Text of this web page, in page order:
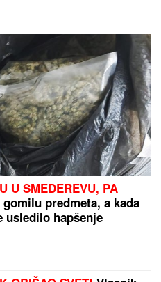
U SMEDEREVU, PA
predmeta, a kada
usledilo hapšenje